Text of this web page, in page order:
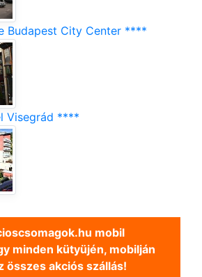
Budapest City Center ****
Visegrád ****
mobil
minden kütyüjén, mobilján
összes akciós szállás!